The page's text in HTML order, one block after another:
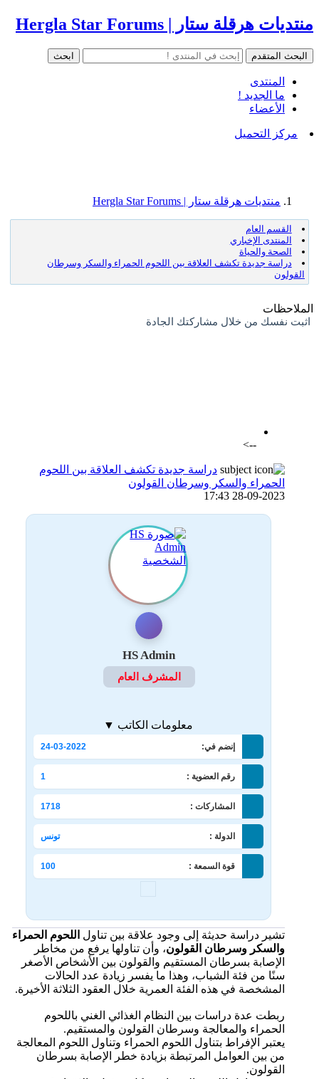
منتديات هرقلة ستار | Hergla Star Forums
المنتدى
ما الجديد !
الأعضاء
مركز التحميل
منتديات هرقلة ستار | Hergla Star Forums
القسم العام
المنتدى الإخباري
الصحة والحياة
دراسة جديدة تكشف العلاقة بين اللحوم الحمراء والسكر وسرطان
القولون
الملاحظات
اثبت نفسك من خلال مشاركتك الجادة
-->
دراسة جديدة تكشف العلاقة بين اللحوم
الحمراء والسكر وسرطان القولون
28-09-2023 17:43
HS Admin
المشرف العام
معلومات الكاتب ▼
إنضم في: 24-03-2022
رقم العضوية : 1
المشاركات : 1718
الدولة : تونس
قوة السمعة : 100
تشير دراسة حديثة إلى وجود علاقة بين تناول اللحوم الحمراء
والسكر وسرطان القولون، وأن تناولها يرفع من مخاطر
الإصابة بسرطان المستقيم والقولون بين الأشخاص الأصغر
سنًا من فئة الشباب، وهذا ما يفسر زيادة عدد الحالات
المشخصة في هذه الفئة العمرية خلال العقود الثلاثة الأخيرة.
ربطت عدة دراسات بين النظام الغذائي الغني باللحوم
الحمراء والمعالجة وسرطان القولون والمستقيم.
يعتبر الإفراط بتناول اللحوم الحمراء وتناول اللحوم المعالجة
من بين العوامل المرتبطة بزيادة خطر الإصابة بسرطان
القولون.